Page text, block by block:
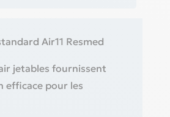
Air11 Resmed
jetables fournissent
efficace pour les